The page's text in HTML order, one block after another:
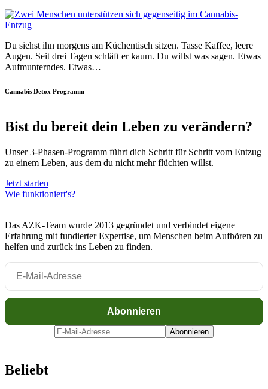
Du siehst ihn morgens am Küchentisch sitzen. Tasse Kaffee, leere
Augen. Seit drei Tagen schläft er kaum. Du willst was sagen. Etwas
Aufmunterndes. Etwas…
Cannabis Detox Programm
Bist du bereit dein Leben zu verändern?
Unser 3-Phasen-Programm führt dich Schritt für Schritt vom Entzug
zu einem Leben, aus dem du nicht mehr flüchten willst.
Jetzt starten
Wie funktioniert's?
Das AZK-Team wurde 2013 gegründet und verbindet eigene
Erfahrung mit fundierter Expertise, um Menschen beim Aufhören zu
helfen und zurück ins Leben zu finden.
Beliebt